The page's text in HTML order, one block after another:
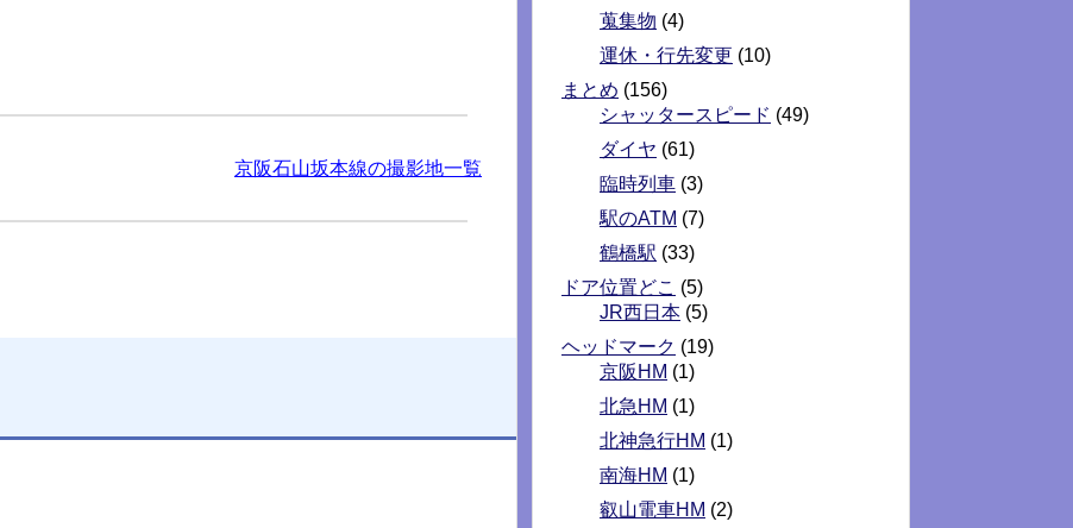
京阪石山坂本線の撮影地一覧
蒐集物 (4)
運休・行先変更 (10)
まとめ (156)
シャッタースピード (49)
ダイヤ (61)
臨時列車 (3)
駅のATM (7)
鶴橋駅 (33)
ドア位置どこ (5)
JR西日本 (5)
ヘッドマーク (19)
京阪HM (1)
北急HM (1)
北神急行HM (1)
南海HM (1)
叡山電車HM (2)